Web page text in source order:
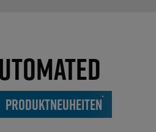
PRODUKTNEUHEITEN